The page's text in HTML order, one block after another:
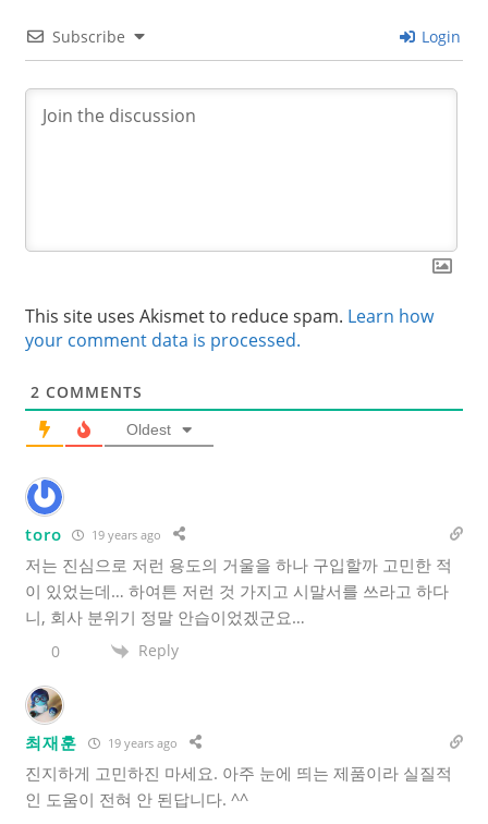
Subscribe Login
This site uses Akismet to reduce spam. Learn how
your comment data is processed.
2 COMMENTS
Oldest
toro 19 years ago
저는 진심으로 저런 용도의 거울을 하나 구입할까 고민한 적
이 있었는데… 하여튼 저런 것 가지고 시말서를 쓰라고 하다
니, 회사 분위기 정말 안습이었겠군요…
0 Reply
최재훈 19 years ago
진지하게 고민하진 마세요. 아주 눈에 띄는 제품이라 실질적
인 도움이 전혀 안 된답니다. ^^